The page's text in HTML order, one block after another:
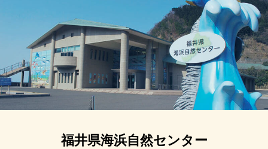
福井県海浜自然センター